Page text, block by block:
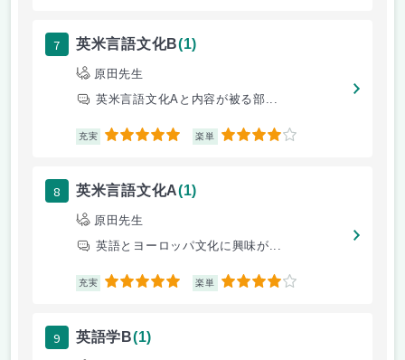
7 英米言語文化B(1)
原田先生
英米言語文化Aと内容が被る部...
充実 5 楽単 4
8 英米言語文化A(1)
原田先生
英語とヨーロッパ文化に興味が...
充実 5 楽単 4
9 英語学B(1)